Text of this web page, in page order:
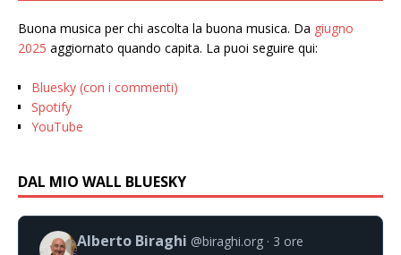
Buona musica per chi ascolta la buona musica. Da giugno
2025 aggiornato quando capita. La puoi seguire qui:
Bluesky (con i commenti)
Spotify
YouTube
DAL MIO WALL BLUESKY
Alberto Biraghi @biraghi.org 3 ore